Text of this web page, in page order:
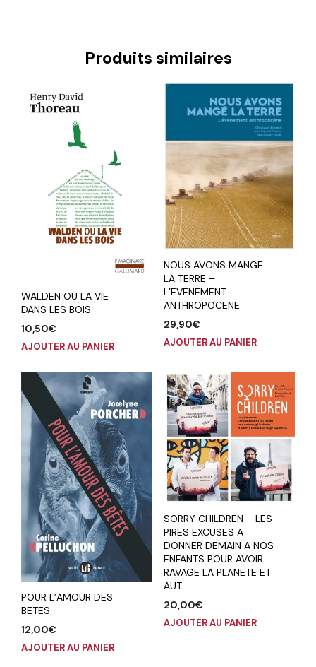
Produits similaires
WALDEN OU LA VIE
DANS LES BOIS
10,50€
AJOUTER AU PANIER
NOUS AVONS MANGE
LA TERRE –
L’EVENEMENT
ANTHROPOCENE
29,90€
AJOUTER AU PANIER
POUR L’AMOUR DES
BETES
12,00€
AJOUTER AU PANIER
SORRY CHILDREN – LES
PIRES EXCUSES A
DONNER DEMAIN A NOS
ENFANTS POUR AVOIR
RAVAGE LA PLANETE ET
AUT
20,00€
AJOUTER AU PANIER